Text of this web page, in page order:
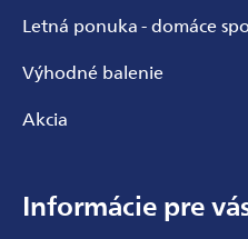
Letná ponuka - domáce
Výhodné balenie
Akcia
Informácie pre